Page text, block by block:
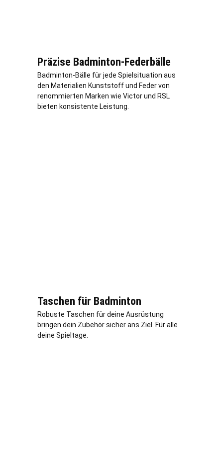
Präzise Badminton-Federbälle
Badminton-Bälle für jede Spielsituation aus
den Materialien Kunststoff und Feder von
renommierten Marken wie Victor und RSL
bieten konsistente Leistung.
Taschen für Badminton
Robuste Taschen für deine Ausrüstung
bringen dein Zubehör sicher ans Ziel. Für alle
deine Spieltage.